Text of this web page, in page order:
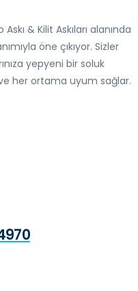
& Kilit Askıları alanında
öne çıkıyor. Sizler
yepyeni bir soluk
her ortama uyum sağlar.